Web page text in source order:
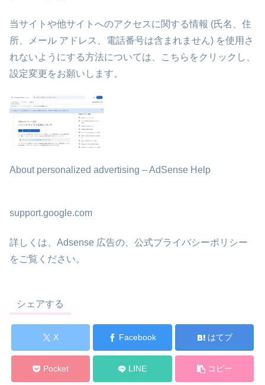
当サイトや他サイトへのアクセスに関する情報 (氏名、住
所、メール アドレス、電話番号は含まれません) を使用さ
れないようにする方法については、こちらをクリックし、
設定変更をお願いします。
About personalized advertising – AdSense Help
support.google.com
詳しくは、Adsense 広告の、公式プライバシーポリシー
をご覧ください。
シェアする
X Facebook はてブ
Pocket LINE コピー